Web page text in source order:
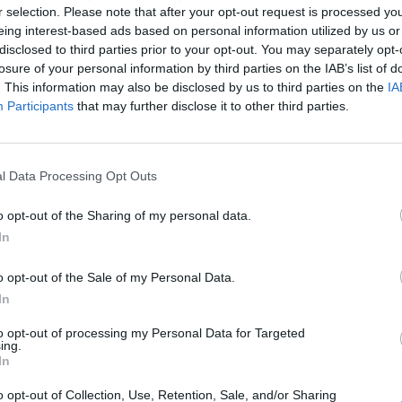
selection. Please note that after your opt-out request is processed
interest-based ads based on personal information utilized by us
to third parties prior to your opt-out. You may separately
of your personal information by third parties on the IAB’s list of
This information may also be disclosed by us to third parties on the
Participants that may further disclose it to other third parties.
Data Processing Opt Outs
opt-out of the Sharing of my personal data.
opt-out of the Sale of my Personal Data.
opt-out of processing my Personal Data for Targeted
opt-out of Collection, Use, Retention, Sale, and/or Sharing
a lakások egy részéhez építettek a fejlesztők
a lakáshoz tartozó erkély, nem mindegy
és mennyire használható a gyakorlatban.
ma Budapesten, ami nemcsak az ott élők
a Biggeorge Property támogatta. A nyár beköszöntével egyre
a lakáshoz tartozó terasz lehet a jó megoldás. Egy
már önmagában is kellemes élmény, különösen akkor, ha...
portfolio.hu hírarchívumához tartozik, melynek olvasása